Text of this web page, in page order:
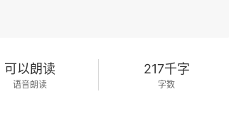
可以朗读
语音朗读
217千字
字数